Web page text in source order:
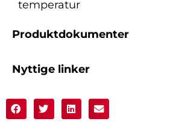
temperatur
Produktdokumenter
Nyttige linker